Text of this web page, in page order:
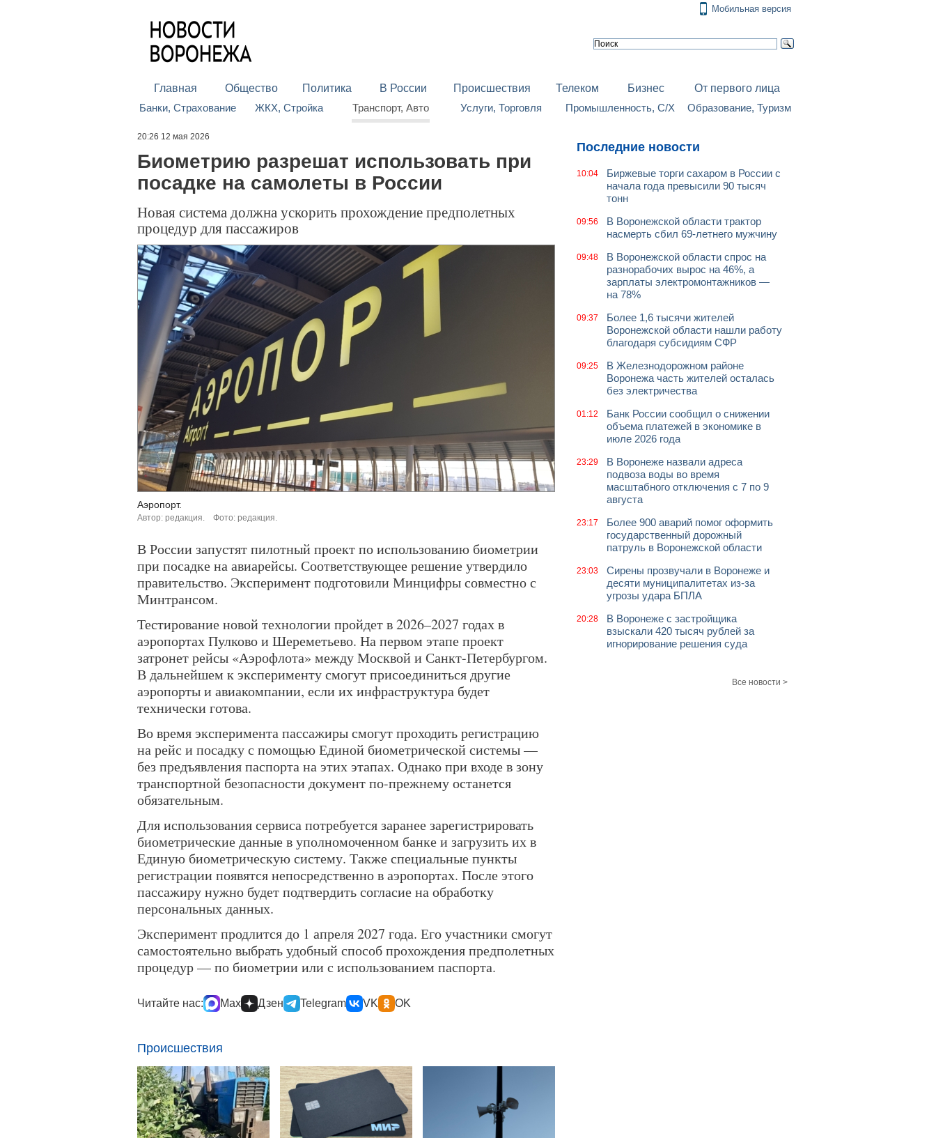
Мобильная версия
Главная Общество Политика В России Происшествия Телеком Бизнес
От первого лица
Банки, Страхование
ЖКХ, Стройка Транспорт, Авто Услуги, Торговля Промышленность, С/Х Образование, Туризм
20:26 12 мая 2026
Биометрию разрешат использовать при
посадке на самолеты в России
Новая система должна ускорить прохождение предполетных
процедур для пассажиров
Аэропорт.
Автор: редакция. Фото: редакция.
В России запустят пилотный проект по использованию биометрии
при посадке на авиарейсы. Соответствующее решение утвердило
правительство. Эксперимент подготовили Минцифры совместно с
Минтрансом.
Тестирование новой технологии пройдет в 2026–2027 годах в
аэропортах Пулково и Шереметьево. На первом этапе проект
затронет рейсы «Аэрофлота» между Москвой и Санкт-Петербургом.
В дальнейшем к эксперименту смогут присоединиться другие
аэропорты и авиакомпании, если их инфраструктура будет
технически готова.
Во время эксперимента пассажиры смогут проходить регистрацию
на рейс и посадку с помощью Единой биометрической системы —
без предъявления паспорта на этих этапах. Однако при входе в зону
транспортной безопасности документ по-прежнему останется
обязательным.
Для использования сервиса потребуется заранее зарегистрировать
биометрические данные в уполномоченном банке и загрузить их в
Единую биометрическую систему. Также специальные пункты
регистрации появятся непосредственно в аэропортах. После этого
пассажиру нужно будет подтвердить согласие на обработку
персональных данных.
Эксперимент продлится до 1 апреля 2027 года. Его участники смогут
самостоятельно выбрать удобный способ прохождения предполетных
процедур — по биометрии или с использованием паспорта.
Читайте нас: Max Дзен Telegram VK OK
Происшествия
Последние новости
10:04
Биржевые торги сахаром в России с
начала года превысили 90 тысяч
тонн
09:56
В Воронежской области трактор
насмерть сбил 69-летнего мужчину
09:48
В Воронежской области спрос на
разнорабочих вырос на 46%, а
зарплаты электромонтажников —
на 78%
09:37
Более 1,6 тысячи жителей
Воронежской области нашли работу
благодаря субсидиям СФР
09:25
В Железнодорожном районе
Воронежа часть жителей осталась
без электричества
01:12
Банк России сообщил о снижении
объема платежей в экономике в
июле 2026 года
23:29
В Воронеже назвали адреса
подвоза воды во время
масштабного отключения с 7 по 9
августа
23:17
Более 900 аварий помог оформить
государственный дорожный
патруль в Воронежской области
23:03
Сирены прозвучали в Воронеже и
десяти муниципалитетах из-за
угрозы удара БПЛА
20:28
В Воронеже с застройщика
взыскали 420 тысяч рублей за
игнорирование решения суда
Все новости >